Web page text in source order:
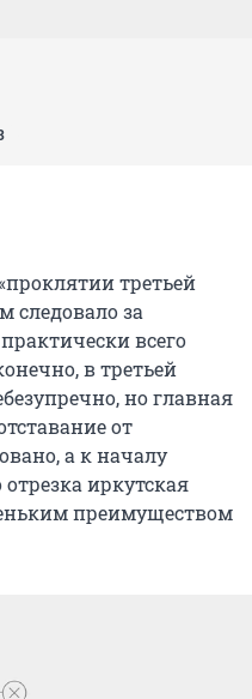
третьей
следовало за
всего
в третьей
но главная
от
а к началу
иркутская
преимуществом